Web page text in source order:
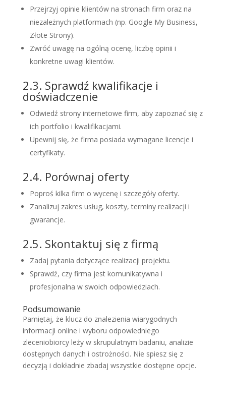
Przejrzyj opinie klientów na stronach firm oraz na
niezależnych platformach (np. Google My Business,
Złote Strony).
Zwróć uwagę na ogólną ocenę, liczbę opinii i
konkretne uwagi klientów.
2.3. Sprawdź kwalifikacje i
doświadczenie
Odwiedź strony internetowe firm, aby zapoznać się z
ich portfolio i kwalifikacjami.
Upewnij się, że firma posiada wymagane licencje i
certyfikaty.
2.4. Porównaj oferty
Poproś kilka firm o wycenę i szczegóły oferty.
Zanalizuj zakres usług, koszty, terminy realizacji i
gwarancje.
2.5. Skontaktuj się z firmą
Zadaj pytania dotyczące realizacji projektu.
Sprawdź, czy firma jest komunikatywna i
profesjonalna w swoich odpowiedziach.
Podsumowanie
Pamiętaj, że klucz do znalezienia wiarygodnych
informacji online i wyboru odpowiedniego
zleceniobiorcy leży w skrupulatnym badaniu, analizie
dostępnych danych i ostrożności. Nie spiesz się z
decyzją i dokładnie zbadaj wszystkie dostępne opcje.